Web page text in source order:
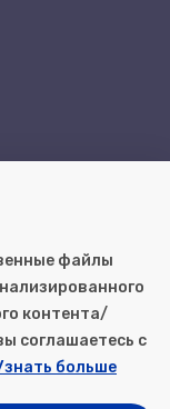
файлы
контента/
соглашаетесь с
больше